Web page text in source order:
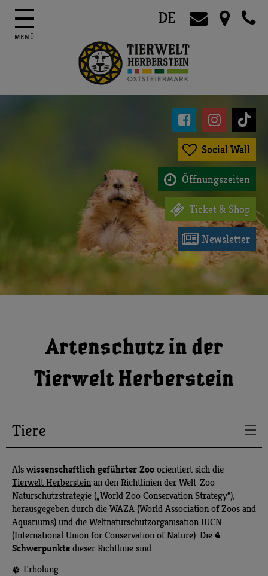
DE
  
 Social Wall
 Öffnungszeiten
 Ticket & Shop
 Newsletter
Artenschutz in der
Tierwelt Herberstein
Tiere
Als wissenschaftlich geführter Zoo orientiert sich die
Tierwelt Herberstein an den Richtlinien der Welt-Zoo-
Naturschutzstrategie („World Zoo Conservation Strategy“),
herausgegeben durch die WAZA (World Association of Zoos and
Aquariums) und die Weltnaturschutzorganisation IUCN
(International Union for Conservation of Nature). Die 4
Schwerpunkte dieser Richtlinie sind:
Erholung